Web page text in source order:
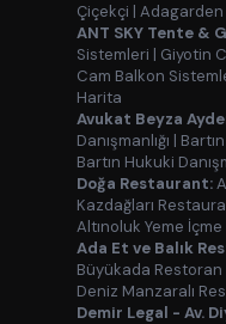
Çiçekçi | Adagarden
ANT SKY Tente &
Sistemleri | Giyotin
Cam Balkon
Harita
Avukat Beyza
Danışmanlığı |
Bartın Hukuki
Doğa Restaurant:
Kazdağları
Altınoluk Yeme İçme
Ada Et ve Balık
Büyükada Restoran
Deniz Manzaralı
Demir Legal - Av.